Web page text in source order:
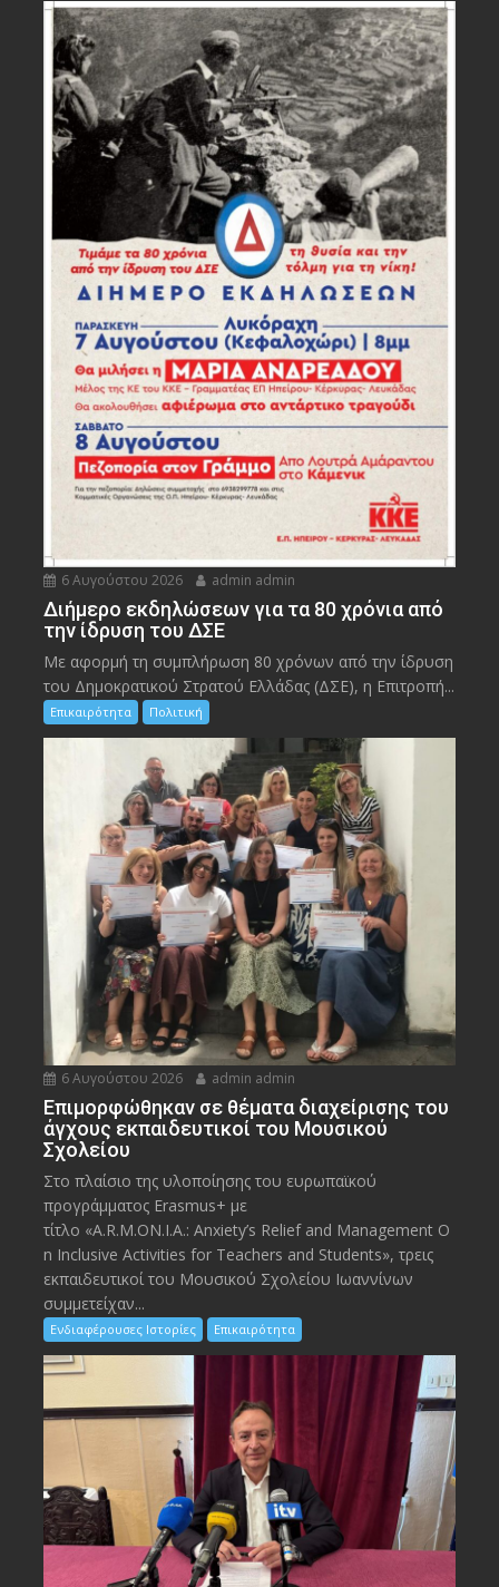
6 Αυγούστου 2026 admin admin
Διήμερο εκδηλώσεων για τα 80 χρόνια από
την ίδρυση του ΔΣΕ
Με αφορμή τη συμπλήρωση 80 χρόνων από την ίδρυση
του Δημοκρατικού Στρατού Ελλάδας (ΔΣΕ), η Επιτροπή...
Επικαιρότητα Πολιτική
6 Αυγούστου 2026 admin admin
Eπιμορφώθηκαν σε θέματα διαχείρισης του
άγχους εκπαιδευτικοί του Μουσικού
Σχολείου
Στο πλαίσιο της υλοποίησης του ευρωπαϊκού
προγράμματος Erasmus+ με
τίτλο «A.R.M.ON.I.A.: Anxiety’s Relief and Management O
n Inclusive Activities for Teachers and Students», τρεις
εκπαιδευτικοί του Μουσικού Σχολείου Ιωαννίνων
συμμετείχαν...
Ενδιαφέρουσες Ιστορίες Επικαιρότητα